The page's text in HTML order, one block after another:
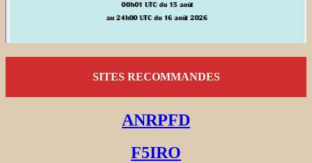
SITES RECOMMANDES
ANRPFD
F5IRO